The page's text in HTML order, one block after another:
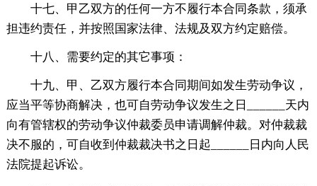
十七、甲乙双方的任何一方不履行本合同条款，须承
担违约责任，并按照国家法律、法规及双方约定赔偿。
十八、需要约定的其它事项：
十九、甲、乙双方履行本合同期间如发生劳动争议，
应当平等协商解决，也可自劳动争议发生之日______天内
向有管辖权的劳动争议仲裁委员申请调解仲裁。对仲裁裁
决不服的，可自收到仲裁裁决书之日起______日内向人民
法院提起诉讼。